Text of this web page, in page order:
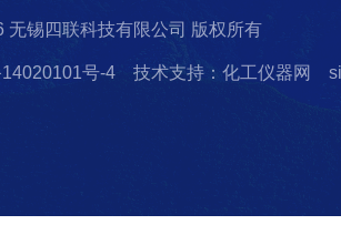
无锡四联科技有限公司 版权所有
号-4 技术支持：化工仪器网